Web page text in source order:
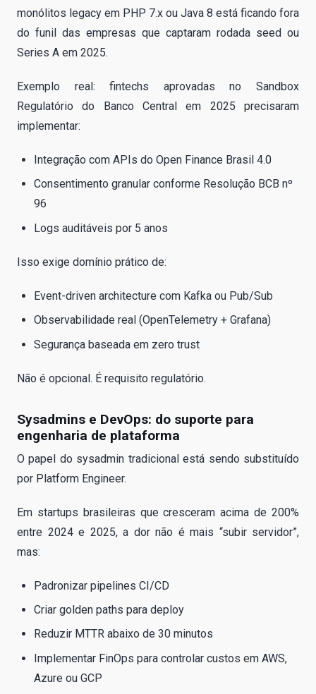
monólitos legacy em PHP 7.x ou Java 8 está ficando fora
do funil das empresas que captaram rodada seed ou
Series A em 2025.
Exemplo real: fintechs aprovadas no Sandbox
Regulatório do Banco Central em 2025 precisaram
implementar:
Integração com APIs do Open Finance Brasil 4.0
Consentimento granular conforme Resolução BCB nº
96
Logs auditáveis por 5 anos
Isso exige domínio prático de:
Event-driven architecture com Kafka ou Pub/Sub
Observabilidade real (OpenTelemetry + Grafana)
Segurança baseada em zero trust
Não é opcional. É requisito regulatório.
Sysadmins e DevOps: do suporte para
engenharia de plataforma
O papel do sysadmin tradicional está sendo substituído
por Platform Engineer.
Em startups brasileiras que cresceram acima de 200%
entre 2024 e 2025, a dor não é mais “subir servidor”,
mas:
Padronizar pipelines CI/CD
Criar golden paths para deploy
Reduzir MTTR abaixo de 30 minutos
Implementar FinOps para controlar custos em AWS,
Azure ou GCP